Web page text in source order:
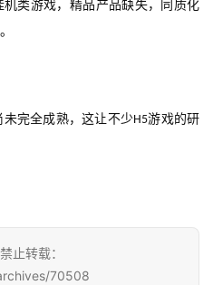
类游戏，精品产品缺失，同质化
未完全成熟，这让不少H5游戏的研
止转载：
70508